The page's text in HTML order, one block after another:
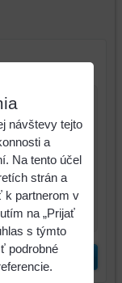
Odoslať
návštevy tejto
a
Na tento účel
strán a
k partnerom v
na „Prijať
s týmto
podrobné